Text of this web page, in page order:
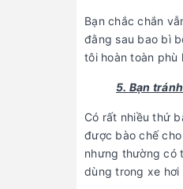
Bạn chắc chắn
đằng sau bao bì
tôi hoàn toàn phù
5. Bạn
Có rất nhiều thứ
được bào chế
nhưng thường có
dùng trong xe hơi